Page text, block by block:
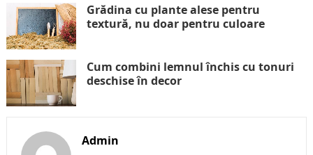
Grădina cu plante alese pentru
textură, nu doar pentru culoare
Cum combini lemnul închis cu tonuri
deschise în decor
Admin